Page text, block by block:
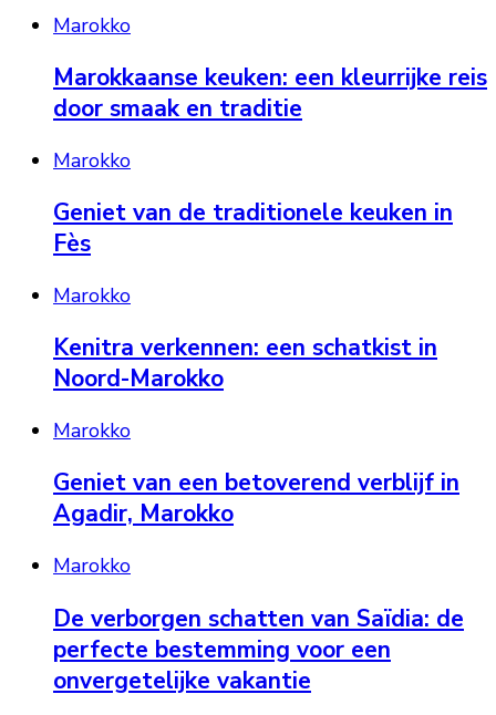
Marokko
Marokkaanse keuken: een kleurrijke reis
door smaak en traditie
Marokko
Geniet van de traditionele keuken in
Fès
Marokko
Kenitra verkennen: een schatkist in
Noord-Marokko
Marokko
Geniet van een betoverend verblijf in
Agadir, Marokko
Marokko
De verborgen schatten van Saïdia: de
perfecte bestemming voor een
onvergetelijke vakantie